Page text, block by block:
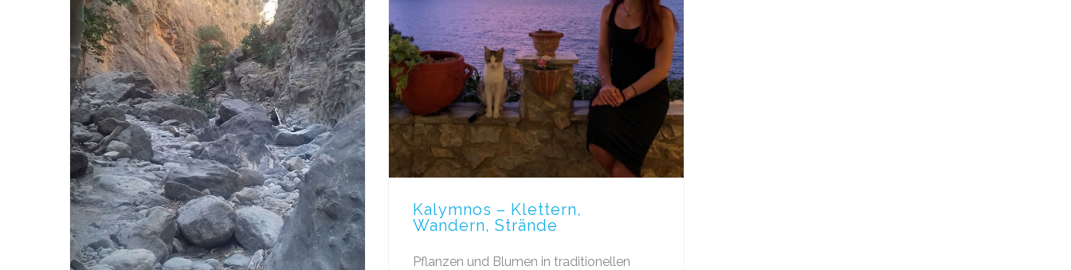
Kalymnos – Klettern,
Wandern, Strände
Pflanzen und Blumen in traditionellen